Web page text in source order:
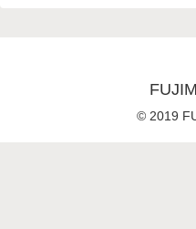
© 2019